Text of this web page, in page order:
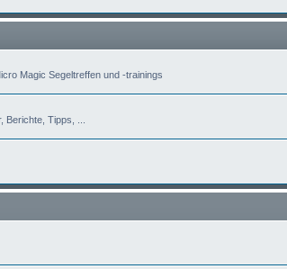
Magic Segeltreffen und -trainings
Tipps, ...